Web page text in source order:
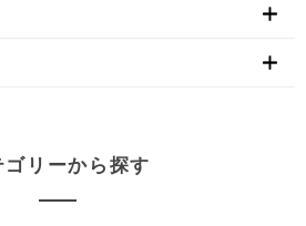
ゴリーから探す